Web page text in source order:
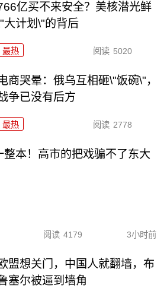
亿买不来安全？美核潜光鲜
大计划\"的背后
最热 阅读 5020
商哭晕：俄乌互相砸\"饭碗\"，
争已没有后方
最热 阅读 2778
本！高市的把戏骗不了东大
阅读 4179 3小时前
盟想关门，中国人就翻墙，布
塞尔被逼到墙角